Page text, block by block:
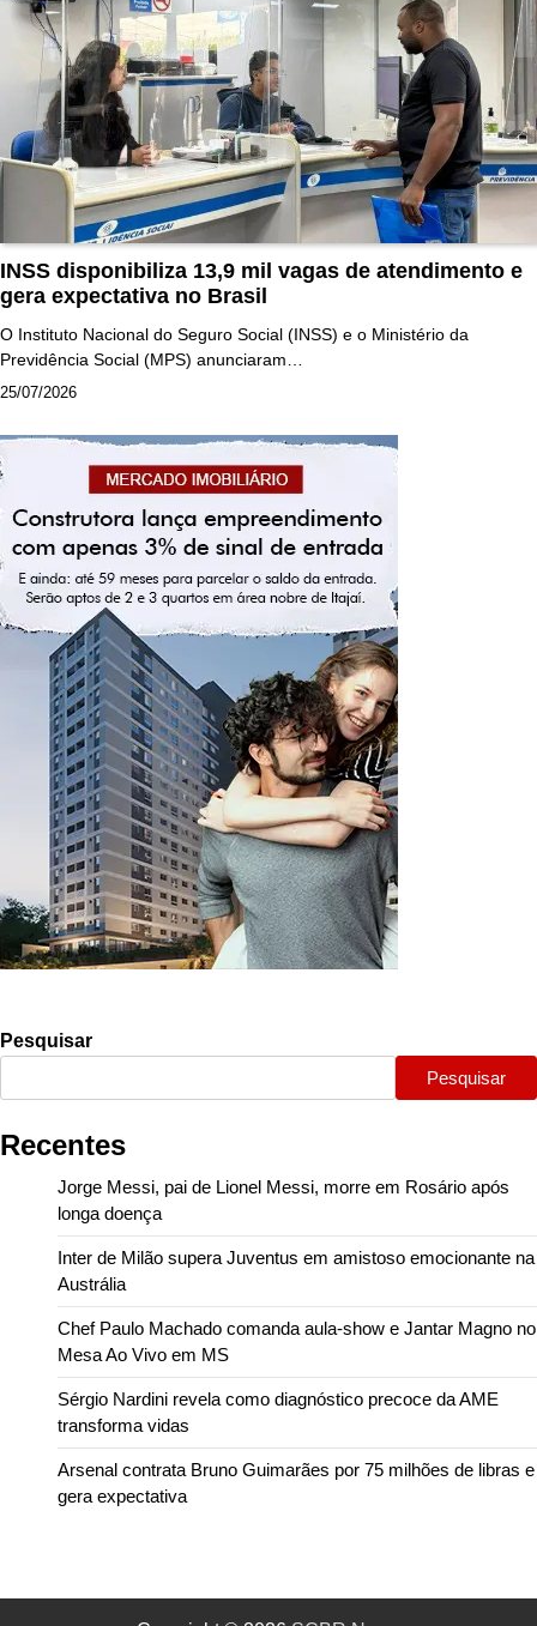
INSS disponibiliza 13,9 mil vagas de atendimento e
gera expectativa no Brasil
O Instituto Nacional do Seguro Social (INSS) e o Ministério da
Previdência Social (MPS) anunciaram…
25/07/2026
Pesquisar
Pesquisar
Recentes
Jorge Messi, pai de Lionel Messi, morre em Rosário após
longa doença
Inter de Milão supera Juventus em amistoso emocionante na
Austrália
Chef Paulo Machado comanda aula-show e Jantar Magno no
Mesa Ao Vivo em MS
Sérgio Nardini revela como diagnóstico precoce da AME
transforma vidas
Arsenal contrata Bruno Guimarães por 75 milhões de libras e
gera expectativa